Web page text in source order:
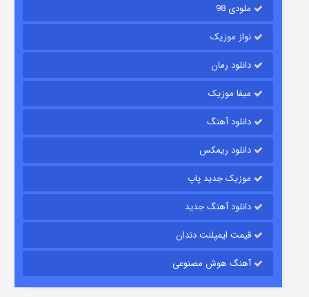
قسمت۱۵ (دوبله) منتشر شد
ملودی 98
نواز موزیک
دانلود رمان
میفا موزیک
دانلود آهنگ
دانلود ریمکس
موزیک جدید پاپ
دانلود آهنگ جدید
قیمت ایمپلنت دندان
آهنگ هوش مصنوعی